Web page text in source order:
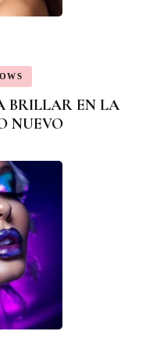
BRILLAR EN LA
NUEVO